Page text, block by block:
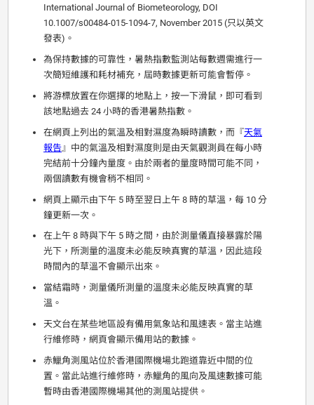
International Journal of Biometeorology, DOI
10.1007/s00484-015-1094-7, November 2015 (只以英文
發表)。
為保持數據的可靠性，暑熱指數監測站每數週需進行一
次簡短維護和耗材補充，屆時數據更新可能會暫停。
將游標放置在你選擇的地點上，按一下滑鼠，即可看到
該地點過去 24 小時的香港暑熱指數。
在網頁上列出的氣溫及相對濕度為瞬時讀數，而『天氣
報告 』中的氣溫及相對濕度則是由天氣觀測員在每小時
完結前十分鐘內量度。由於兩者的量度時間可能不同，
兩個讀數有機會稍不相同。
網頁上顯示由下午 5 時至翌日上午 8 時的草溫，每 10 分
鐘更新一次。
在上午 8 時與下午 5 時之間，由於測量儀直接暴露於陽
光下，所測量的溫度未必能反映真實的草溫，因此這段
時間內的草溫不會顯示出來。
當結霜時，測量儀所測量的溫度未必能反映真實的草
溫。
天文台在某些地區設有備用氣象站和風速表。當主站進
行維修時，網頁會顯示備用站的數據。
赤鱲角測風站位於香港國際機場北跑道靠近中間的位
置。當此站進行維修時，赤鱲角的風向及風速數據可能
暫時由香港國際機場其他的測風站提供。